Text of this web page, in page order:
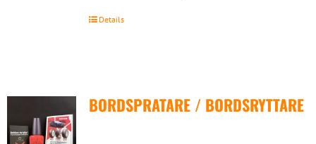
Details
BORDSPRATARE / BORDSRYTTARE